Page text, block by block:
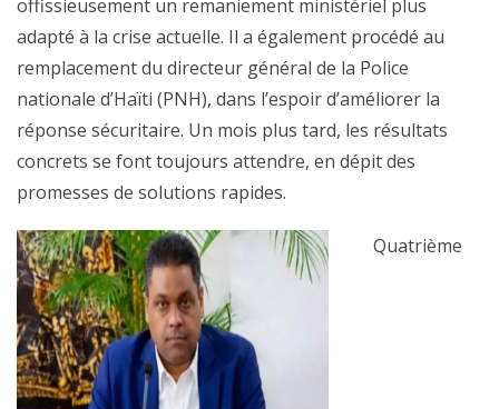
offissieusement un remaniement ministériel plus
adapté à la crise actuelle. Il a également procédé au
remplacement du directeur général de la Police
nationale d’Haïti (PNH), dans l’espoir d’améliorer la
réponse sécuritaire. Un mois plus tard, les résultats
concrets se font toujours attendre, en dépit des
promesses de solutions rapides.
Quatrième